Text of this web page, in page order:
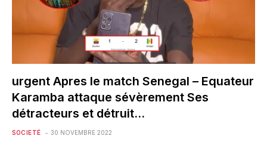
urgent Apres le match Senegal – Equateur
Karamba attaque sévèrement Ses
détracteurs et détruit…
SOCIETÉ 30 NOVEMBRE 2022